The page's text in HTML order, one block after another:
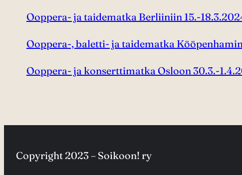
Ooppera- ja taidematka Berliiniin 15.-
Ooppera-, baletti- ja taidematka
Ooppera- ja konserttimatka Osloon 30.3.-
Copyright 2023 – Soikoon! ry